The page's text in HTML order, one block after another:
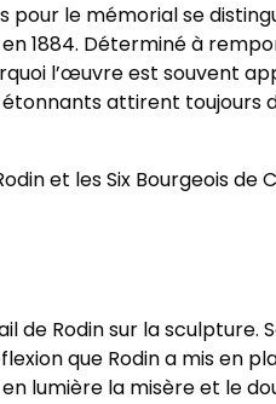
pour le mémorial se
1884. Déterminé à
l’œuvre est souvent
attirent toujours
et les Six Bourgeois de
de Rodin sur la sculpture.
que Rodin a mis en
lumière la misère et le